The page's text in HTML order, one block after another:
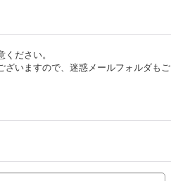
ださい。
ざいますので、迷惑メールフォルダもご